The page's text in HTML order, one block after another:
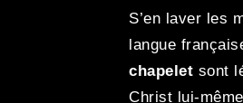
S’en laver les
langue
chapelet sont
Christ lui-